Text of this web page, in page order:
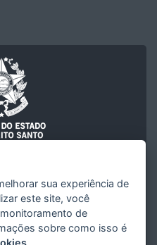
(FAMES)
Educação (SEDU)
do Espírito Santo
sua experiência de
este site, você
de
sobre como isso é